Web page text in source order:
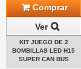
Comprar
Ver
KIT JUEGO DE 2
BOMBILLAS LED H15
SUPER CAN BUS